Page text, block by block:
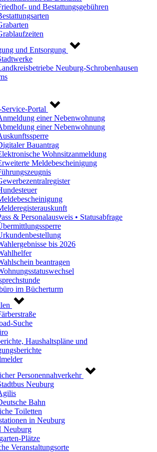
und Bestattungsgebühren
und Entsorgung
Neuburg-Schrobenhausen
Portal
einer Nebenwohnung
einer Nebenwohnung
Bauantrag
Wohnsitzanmeldung
Meldebescheinigung
& Personalausweis • Statusabfrage
bis 2026
beantragen
im Bücherturm
Suche
Haushaltspläne und
Personennahverkehr
Neuburg
Bahn
Toiletten
in Neuburg
Plätze
Veranstaltungsorte